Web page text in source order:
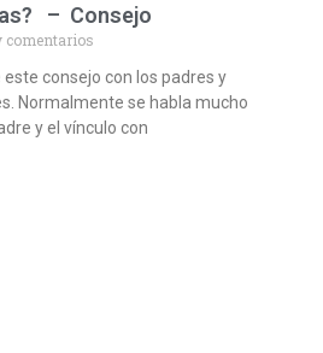
– Consejo
comentarios
consejo con los padres y
Normalmente se habla mucho
y el vínculo con